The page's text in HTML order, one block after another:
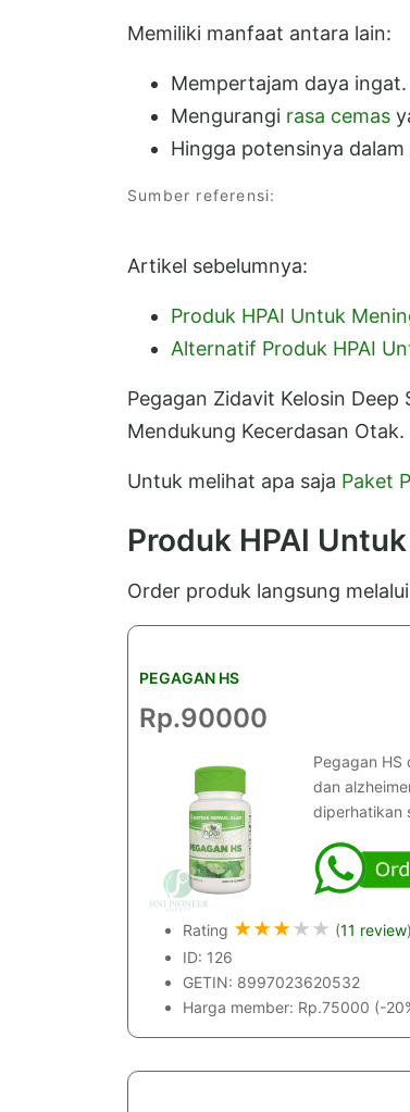
Memiliki manfaat antara lain:
Mempertajam daya ingat.
Mengurangi rasa cemas
Hingga potensinya
Sumber referensi:
Artikel sebelumnya:
Produk HPAI Untuk
Alternatif Produk HPAI
Pegagan Zidavit Kelosin
Mendukung Kecerdasan Otak.
Untuk melihat apa saja Paket
Produk HPAI
Order produk langsung
PEGAGAN HS
Rp.90000
Pegagan
dan
diperhatikan
Rating ★★★★★ (11 review)
ID: 126
GETIN: 8997023620532
Harga member: Rp.75000 (-